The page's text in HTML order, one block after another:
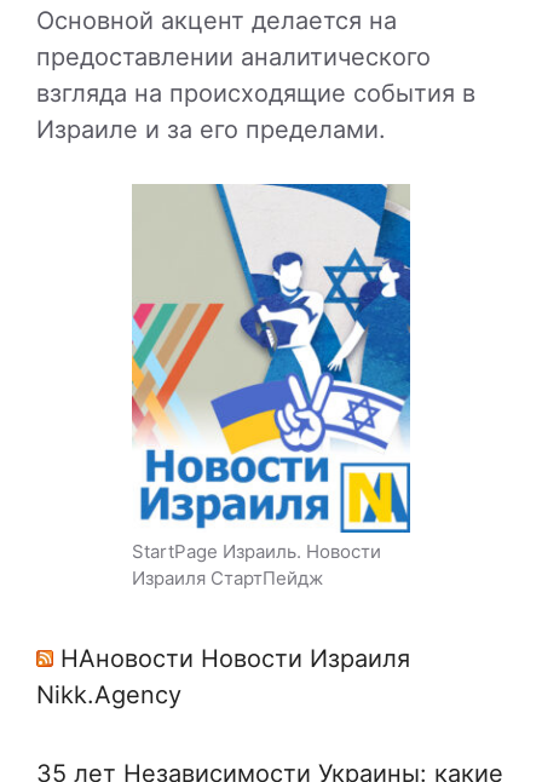
Основной акцент делается на
предоставлении аналитического
взгляда на происходящие события в
Израиле и за его пределами.
StartPage Израиль. Новости
Израиля СтартПейдж
НАновости Новости Израиля
Nikk.Agency
35 лет Независимости Украины: какие